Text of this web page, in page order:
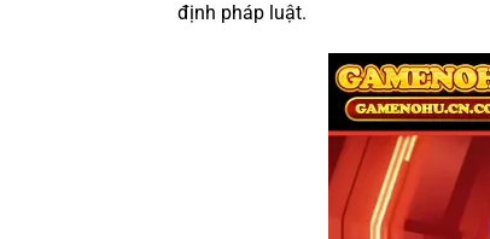
định pháp luật.